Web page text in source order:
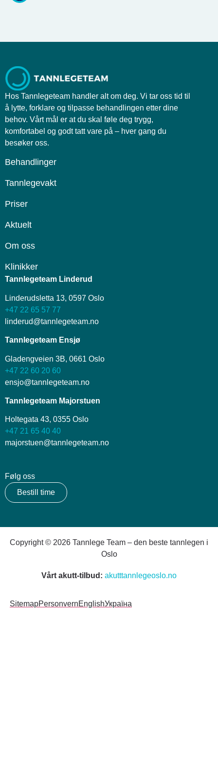
Hos Tannlegeteam handler alt om deg. Vi tar oss tid til
å lytte, forklare og tilpasse behandlingen etter dine
behov. Vårt mål er at du skal føle deg trygg,
komfortabel og godt tatt vare på – hver gang du
besøker oss.
Behandlinger
Tannlegevakt
Priser
Aktuelt
Om oss
Klinikker
Tannlegeteam Linderud
Linderudsletta 13, 0597 Oslo
+47 22 65 57 77
linderud@tannlegeteam.no
Tannlegeteam Ensjø
Gladengveien 3B, 0661 Oslo
+47 22 60 20 60
ensjo@tannlegeteam.no
Tannlegeteam Majorstuen
Holtegata 43, 0355 Oslo
+47 21 65 40 40
majorstuen@tannlegeteam.no
Følg oss
Bestill time
Copyright © 2026 Tannlege Team – den beste tannlegen i
Oslo
Vårt akutt-tilbud: akutttannlegeoslo.no
SitemapPersonvernEnglishУкраїна